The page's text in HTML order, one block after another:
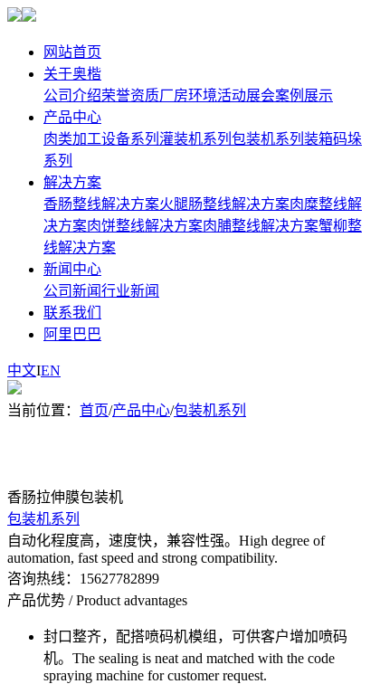
网站首页
关于奥楷
公司介绍荣誉资质厂房环境活动展会案例展示
产品中心
肉类加工设备系列 灌装机系列 包装机系列 装箱码垛
系列
解决方案
香肠整线解决方案火腿肠整线解决方案肉糜整线解
决方案肉饼整线解决方案肉脯整线解决方案蟹柳整
线解决方案
新闻中心
公司新闻行业新闻
联系我们
阿里巴巴
中文IEN
当前位置： 首页/产品中心/包装机系列
香肠拉伸膜包装机
包装机系列
自动化程度高，速度快，兼容性强。High degree of
automation, fast speed and strong compatibility.
咨询热线： 15627782899
产品优势 / Product advantages
封口整齐，配搭喷码机模组，可供客户增加喷码
机。The sealing is neat and matched with the code
spraying machine for customer request.